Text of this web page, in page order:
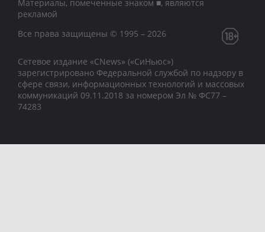
Материалы, помеченные знаком ■, являются
рекламой
Все права защищены © 1995 – 2026
Сетевое издание «CNews» («СиНьюс»)
зарегистрировано Федеральной службой по надзору в
сфере связи, информационных технологий и массовых
коммуникаций 09.11.2018 за номером Эл № ФС77 –
74283